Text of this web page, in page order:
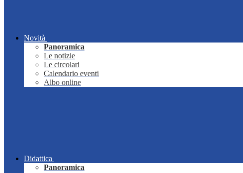
Novità
Panoramica
Le notizie
Le circolari
Calendario eventi
Albo online
Didattica
Panoramica